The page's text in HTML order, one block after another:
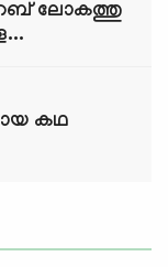
ലോകത്തു
കഥ